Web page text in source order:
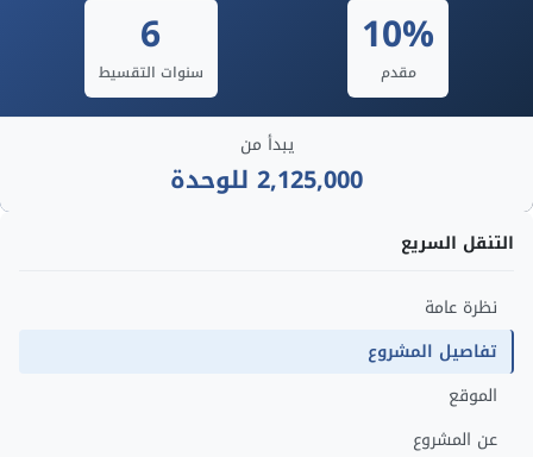
التنقل السريع
نظرة عامة
تفاصيل المشروع
الموقع
عن المشروع
10%
مقدم
6
سنوات التقسيط
يبدأ من
2,125,000 للوحدة